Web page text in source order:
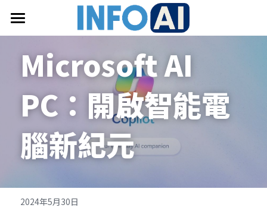
首頁
關於InfoAI
訂閱電子報
搜索
email聯絡
Microsoft AI
PC：開啟智能電
腦新紀元
2024年5月30日